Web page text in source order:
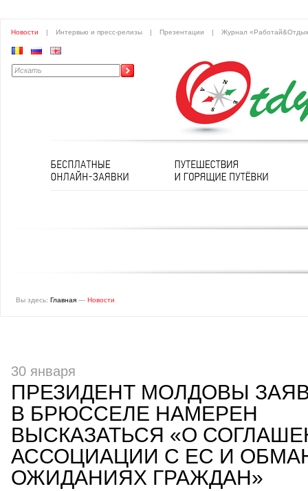
Новости | Интервью и пресс-релизы | Презентации | Журнал
Вы здесь: Главная — Новости
30 января
ПРЕЗИДЕНТ МОЛДОВЫ
В БРЮССЕЛЕ НАМЕРЕН
ВЫСКАЗАТЬСЯ «О
АССОЦИАЦИИ С ЕС И
ОЖИДАНИЯХ ГРАЖДАН»